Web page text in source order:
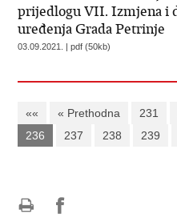
prijedlogu VII. Izmjena i
uređenja Grada Petrinje
03.09.2021. | pdf (50kb)
«« « Prethodna 231
236
237 238 239